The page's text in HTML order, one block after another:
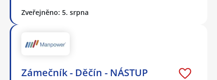
Zveřejněno: 5. srpna
Zámečník - Děčín - NÁSTUP